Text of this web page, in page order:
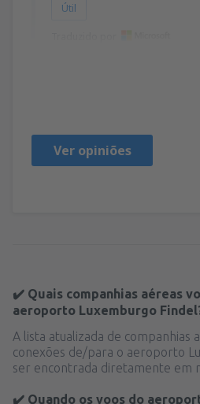
Útil
Ver opiniões
✔️ Quais companhias aéreas
aeroporto Luxemburgo
A lista atualizada de companhias
conexões de/para o aeroporto
ser encontrada diretamente em
✔️ Quando os voos do